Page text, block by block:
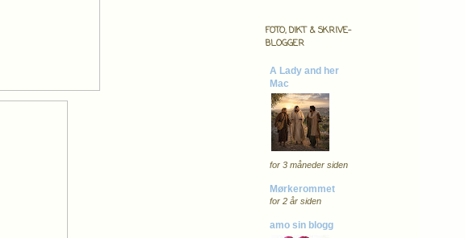
FOTO, DIKT & SKRIVE-
BLOGGER
A Lady and her
Mac
for 3 måneder siden
Mørkerommet
for 2 år siden
amo sin blogg